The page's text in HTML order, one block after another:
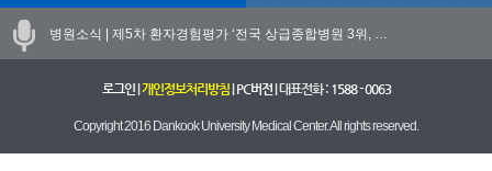
병원소식 | 제5차 환자경험평가 ‘전국 상급종합병원 3위, …
로그인| 개인정보처리방침| PC버전| 대표전화 : 1588 - 0063
Copyright 2016 Dankook University Medical Center. All rights reserved.